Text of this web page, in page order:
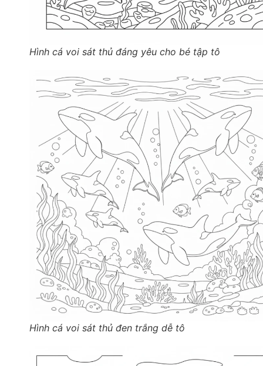
Hình cá voi sát thủ đáng yêu cho bé tập tô
Hình cá voi sát thủ đen trắng dễ tô